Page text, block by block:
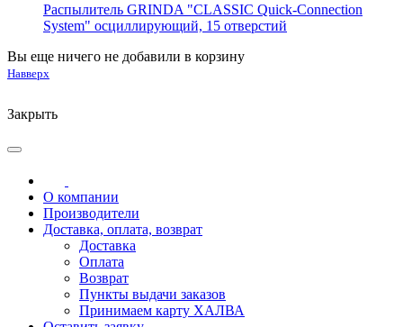
Распылитель GRINDA "CLASSIC Quick-Connection
System" осциллирующий, 15 отверстий
Вы еще ничего не добавили в корзину
Навверх
Закрыть
О компании
Производители
Доставка, оплата, возврат
Доставка
Оплата
Возврат
Пункты выдачи заказов
Принимаем карту ХАЛВА